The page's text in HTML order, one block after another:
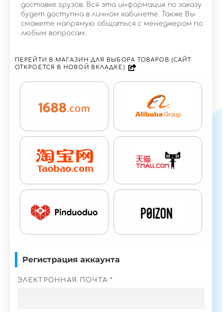
доставке грузов. Вся эта информация по заказу
будет доступна в личном кабинете. Также Вы
сможете напрямую общаться с менеджером по
любым вопросам.
ПЕРЕЙТИ В МАГАЗИН ДЛЯ ВЫБОРА ТОВАРОВ (САЙТ
ОТКРОЕТСЯ В НОВОЙ ВКЛАДКЕ)
Регистрация аккаунта
ЭЛЕКТРОННАЯ ПОЧТА *